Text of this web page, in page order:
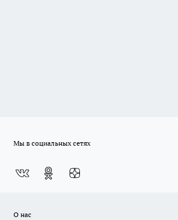
Мы в социальных сетях
О нас